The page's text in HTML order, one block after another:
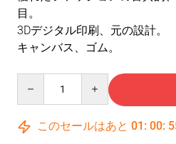
目。
3Dデジタル印刷、元の設計。
キャンバス 、ゴム。
このセールはあと 01 : 00: